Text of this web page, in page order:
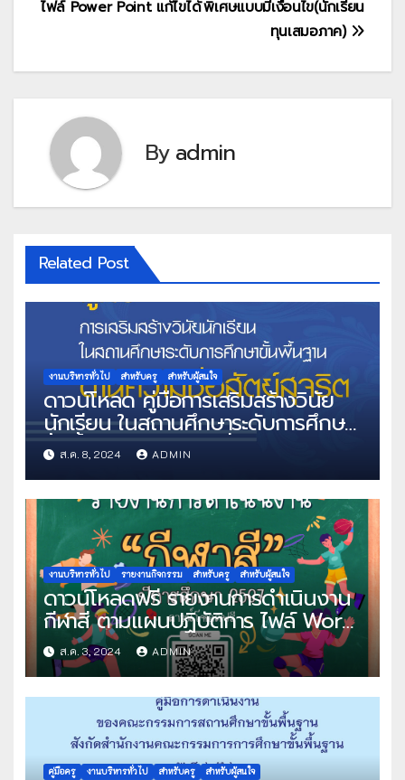
พิเศษแบบมีเงื่อนไข(นักเรียน
ทุนเสมอภาค)
ไฟล์ Power Point แก้ไขได้
Byadmin
Related Post
งานบริหารทั่วไป สำหรับครู สำหรับผู้สนใจ
ดาวน์โหลด คู่มือการเสริมสร้างวินัย
นักเรียน ในสถานศึกษาระดับการศึกษา
ขั้นพื้นฐาน ด้านความซื่อสัตย์สุจริต
โดยสำนักงานเลขาธิการสภาการศึกษา
ส.ค. 8, 2024 ADMIN
งานบริหารทั่วไป รายงานกิจกรรม สำหรับครู สำหรับผู้สนใจ
ดาวน์โหลดฟรี รายงานการดำเนินงาน
กีฬาสี ตามแผนปฏิบัติการ ไฟล์ Word
แก้ไขได้
ส.ค. 3, 2024 ADMIN
คู่มือครู งานบริหารทั่วไป สำหรับครู สำหรับผู้สนใจ